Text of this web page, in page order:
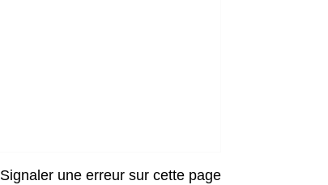
Signaler une erreur sur cette page